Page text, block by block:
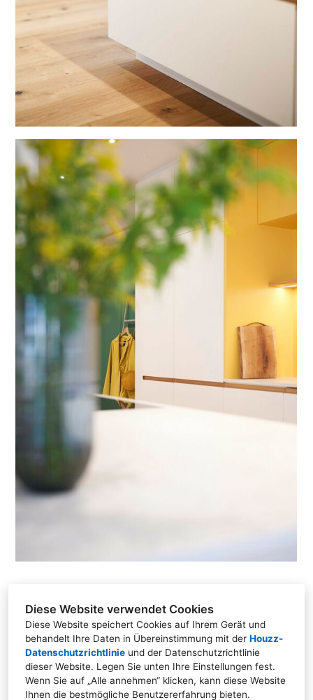
Diese Website verwendet Cookies
Diese Website speichert Cookies auf Ihrem Gerät und
behandelt Ihre Daten in Übereinstimmung mit der Houzz-
Datenschutzrichtlinie und der Datenschutzrichtlinie
dieser Website. Legen Sie unten Ihre Einstellungen fest.
Wenn Sie auf „Alle annehmen“ klicken, kann diese Website
Ihnen die bestmögliche Benutzererfahrung bieten.
Bau- und Möbelschreinerei Mihm GmbH & Co.
KG, Lichtweg 16, 36145 Hofbieber
06657 400